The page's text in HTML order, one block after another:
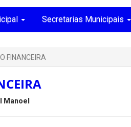
Secretarias Municipais
FINANCEIRA
Manoel